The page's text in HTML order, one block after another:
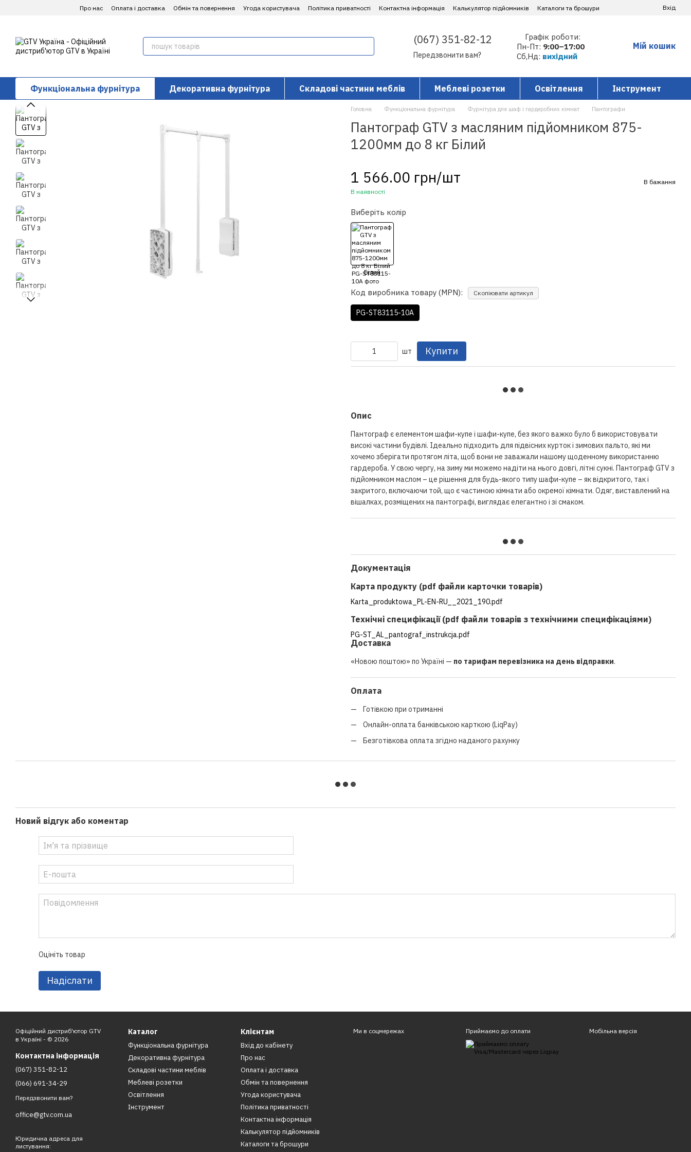
Перейти до основного контенту
Про нас Оплата і доставка Обмін та повернення Угода користувача Політика приватності Контактна інформація ​Калькулятор підйомників Каталоги та брошури Вхід
(067) 351-82-12
Передзвонити вам?
Графік роботи:
Пн-Пт: 9:00–17:00
Сб,Нд: вихідний
Мій кошик
Функціональна фурнітура Декоративна фурнітура Складові частини меблів Меблеві розетки Освітлення Інструмент
Головна Функціональна фурнітура Фурнітура для шаф і гардеробних кімнат Пантографи
Пантограф GTV з масляним підйомником 875-
1200мм до 8 кг Білий
1 566.00 грн/шт
В наявності
В бажання
Виберіть колір
Код виробника товару (MPN): Скопіювати артикул
PG-ST83115-10A
шт Купити
Опис
Пантограф є елементом шафи-купе і шафи-купе, без якого важко було б використовувати
високі частини будівлі. Ідеально підходить для підвісних курток і зимових пальто, які ми
хочемо зберігати протягом літа, щоб вони не заважали нашому щоденному використанню
гардероба. У свою чергу, на зиму ми можемо надіти на нього довгі, літні сукні. Пантограф GTV з
підйомником маслом – це рішення для будь-якого типу шафи-купе – як відкритого, так і
закритого, включаючи той, що є частиною кімнати або окремої кімнати. Одяг, виставлений на
вішалках, розміщених на пантографі, виглядає елегантно і зі смаком.
Документація
Карта продукту (pdf файли карточки товарів)
Karta_produktowa_PL-EN-RU__2021_190.pdf
Технічні специфікації (pdf файли товарів з технічними специфікаціями)
PG-ST_AL_pantograf_instrukcja.pdf
Доставка
«Новою поштою» по Україні — по тарифам перевізника на день відправки.
Оплата
Готівкою при отриманні
Онлайн-оплата банківською карткою (LiqPay)
Безготівкова оплата згідно наданого рахунку
Новий відгук або коментар
Оцініть товар
Надіслати
Офіційний дистриб'ютор GTV
в Україні - © 2026
Контактна інформація
(067) 351-82-12
(066) 691-34-29
Передзвонити вам?
office@gtv.com.ua
Юридична адреса для
листування:
Каталог
Функціональна фурнітура
Декоративна фурнітура
Складові частини меблів
Меблеві розетки
Освітлення
Інструмент
Клієнтам
Вхід до кабінету
Про нас
Оплата і доставка
Обмін та повернення
Угода користувача
Політика приватності
Контактна інформація
​Калькулятор підйомників
Каталоги та брошури
Ми в соцмережах Приймаємо до оплати Мобільна версія